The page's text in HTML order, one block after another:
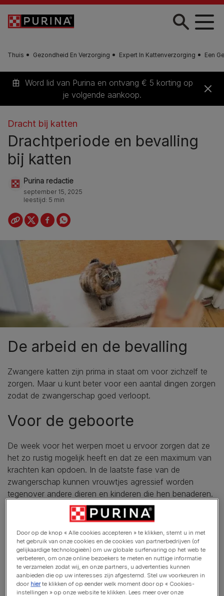
Skip to main content
Thuis Gezondheid En Verzorging Expert In Kattenverzorging Een
Word lid van Purina en ontvang € 5 korting op
je volgende aankoop.
Dracht bij katten
Drachtperiode en bevalling
bij katten
Purina redactie
september 15, 2025
leestijd: 5 min
De arbeid en de bevalling
Zwangere katten zijn prima in staat om voor zichzelf te
zorgen. Maar u kunt beter voor een aantal dingen zorgen
zodat de zwangerschap goed verloopt.
Voor de geboorte
De week voor het werpen moet u ervoor zorgen dat ze
het zo rustig mogelijk heeft en dat ze een maximum van
krachten kan opdoen. In de laatste fase van de
zwangerschap kunnen vrouwtjes agressief worden
tegenover andere dieren en kinderen die hen benaderen.
Probeer haar zo rustig en inactief mogelijk te houden
tijdens deze periode en probeer haar te laten wennen
aan de plek waar ze zal bevallen.
U kunt daarvoor een kartonnen doos gebruiken die
minstens 60 cm op 90 cm meet en 45 cm hoog is.
Gebruik bij voorkeur een doos met een deksel, waar u de
pasgeboren kittens warm en veilig kunt houden, met een
Door op de knop « Alle cookies accepteren » te klikken, stemt u in met
het gebruik van onze cookies en de cookies van partnerbedrijven (of
gelijkaardige technologieën) om uw globale surfervaring op het web te
verbeteren, om onze online bezoekers te meten en nuttige informatie
te verzamelen zodat wij, en onze partners, u advertenties kunnen
aanbieden die op uw interesses zijn afgestemd. Stel uw voorkeuren in
door hierte klikken of op eender welk moment door op « Cookies-
instellingen » op onze website te klikken. Lees meer over onze